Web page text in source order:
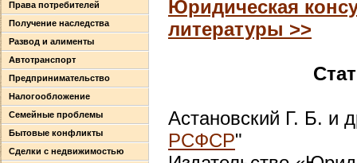
Права потребителей
Получение наследства
Развод и алименты
Автотранспорт
Предпринимательство
Налогообложение
Семейные проблемы
Бытовые конфликты
Сделки с недвижимостью
Юридическая
литературы >>
Астановский Г. Б. и
РСФСР"